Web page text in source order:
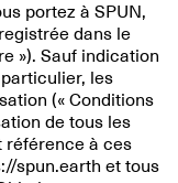
portez à SPUN,
dans le
»). Sauf indication
les
(« Conditions
de tous les
référence à ces
spun.earth et tous